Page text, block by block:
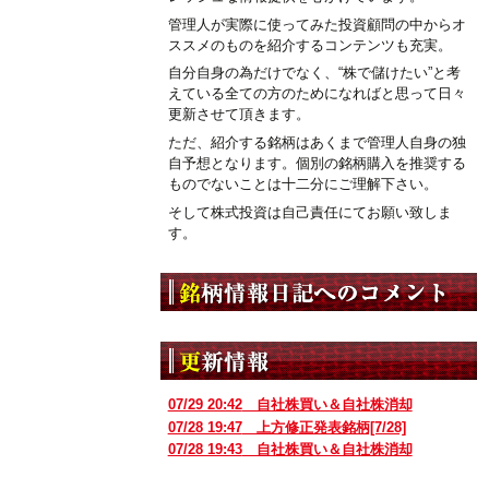
管理人が実際に使ってみた投資顧問の中からオ
ススメのものを紹介するコンテンツも充実。
自分自身の為だけでなく、“株で儲けたい”と考
えている全ての方のためになればと思って日々
更新させて頂きます。
ただ、紹介する銘柄はあくまで管理人自身の独
自予想となります。個別の銘柄購入を推奨する
ものでないことは十二分にご理解下さい。
そして株式投資は自己責任にてお願い致しま
す。
07/29 20:42自社株買い＆自社株消却
07/28 19:47上方修正発表銘柄[7/28]
07/28 19:43自社株買い＆自社株消却